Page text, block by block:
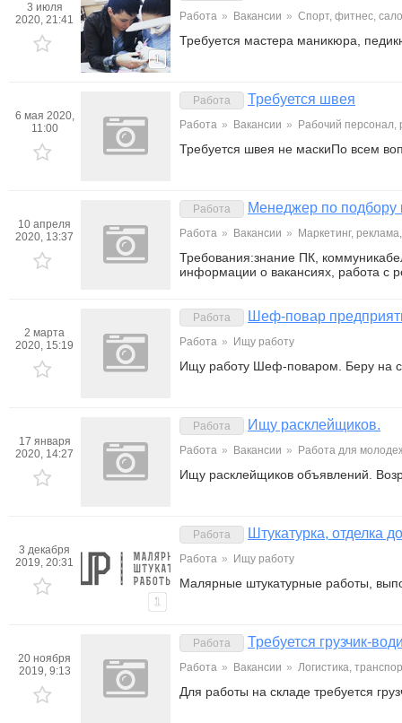
3 июля
2020, 21:41
1
Работа » Вакансии » Спорт, фитнес,
Требуется мастера маникюра,
6 мая 2020,
11:00
Работа Требуется швея
Работа » Вакансии » Рабочий персонал,
Требуется швея не маскиПо всем
10 апреля
2020, 13:37
Работа Менеджер по подбору
Работа » Вакансии » Маркетинг,
Требования:знание ПК,
информации о вакансиях, работа с
2 марта
2020, 15:19
Работа Шеф-повар
Работа » Ищу работу
Ищу работу Шеф-поваром. Беру на
17 января
2020, 14:27
Работа Ищу расклейщиков.
Работа » Вакансии » Работа для
Ищу расклейщиков объявлений.
3 декабря
2019, 20:31
1
Работа Штукатурка, отделка
Работа » Ищу работу
Малярные штукатурные работы,
20 ноября
2019, 9:13
Работа Требуется грузчик-
Работа » Вакансии » Логистика,
Для работы на складе требуется